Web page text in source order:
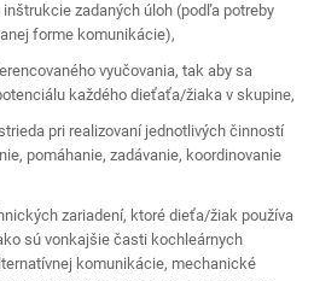
zadaných úloh (podľa potreby
forme komunikácie),
vyučovania, tak aby sa
každého dieťaťa/žiaka v skupine,
pri realizovaní jednotlivých činností
pomáhanie, zadávanie, koordinovanie
zariadení, ktoré dieťa/žiak používa
sú vonkajšie časti kochleárnych
komunikácie, mechanické